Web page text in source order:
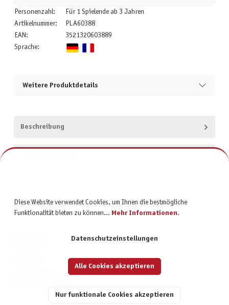
Personenzahl:
Für 1 Spielende ab 3 Jahren
Artikelnummer:
PLA60388
EAN:
3521320603889
Sprache:
Weitere Produktdetails
Beschreibung
Diese Website verwendet Cookies, um Ihnen die bestmögliche
Funktionalität bieten zu können... Mehr Informationen.
Datenschutzeinstellungen
Nur funktionale Cookies akzeptieren
Alle Cookies akzeptieren